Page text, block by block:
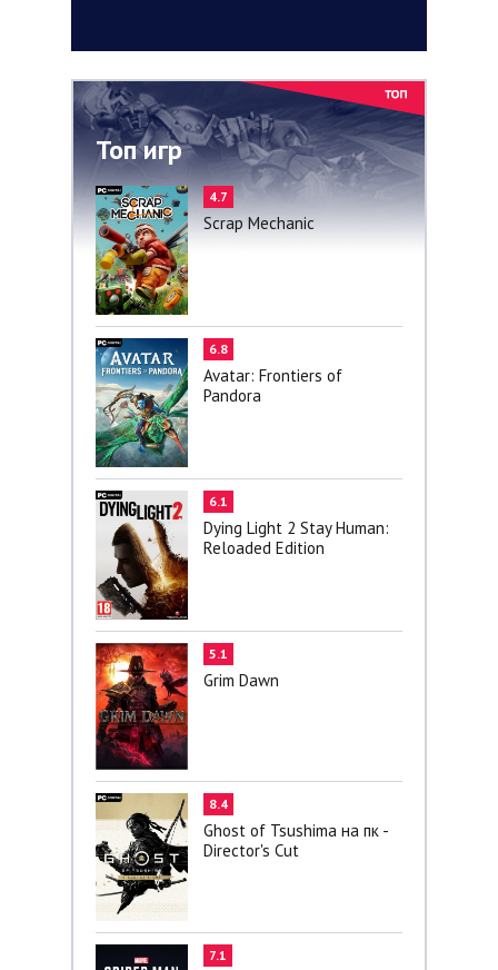
Топ игр
4.7
Scrap Mechanic
6.8
Avatar: Frontiers of
Pandora
6.1
Dying Light 2 Stay Human:
Reloaded Edition
5.1
Grim Dawn
8.4
Ghost of Tsushima на пк -
Director's Cut
7.1